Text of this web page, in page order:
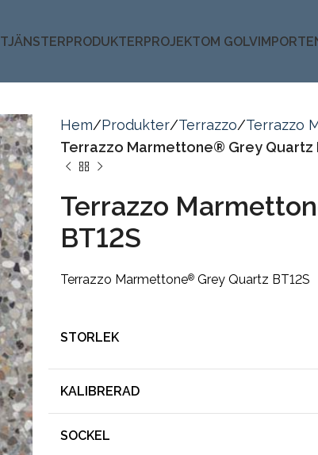
TJÄNSTERPRODUKTERPROJEKTOM
Hem Produkter Terrazzo Terrazzo
Terrazzo Marmettone® Grey Quartz
Terrazzo
BT12S
Terrazzo Marmettone®Grey Quartz BT12S
STORLEK
KALIBRERAD
SOCKEL